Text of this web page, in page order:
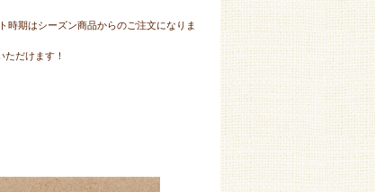
時期はシーズン商品からのご注文になりま
だけます！